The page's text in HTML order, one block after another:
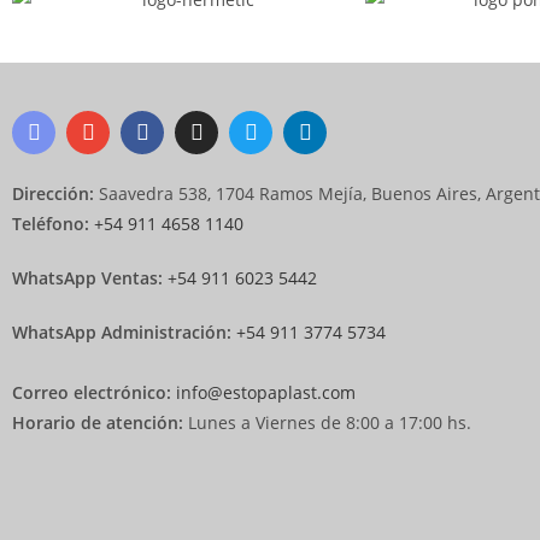
Dirección: Saavedra 538, 1704 Ramos Mejía, Buenos Aires,
Teléfono: +54 911 4658 1140
WhatsApp Ventas: +54 911 6023 5442
WhatsApp Administración: +54 911 3774 5734
Correo electrónico: info@estopaplast.com
Horario de atención: Lunes a Viernes de 8:00 a 17:00 hs.